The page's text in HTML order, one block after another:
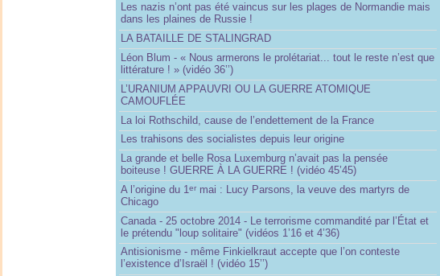
Les nazis n’ont pas été vaincus sur les plages de Normandie mais
dans les plaines de Russie !
LA BATAILLE DE STALINGRAD
Léon Blum - « Nous armerons le prolétariat... tout le reste n’est que
littérature ! » (vidéo 36’’)
L’URANIUM APPAUVRI OU LA GUERRE ATOMIQUE
CAMOUFLÉE
La loi Rothschild, cause de l’endettement de la France
Les trahisons des socialistes depuis leur origine
La grande et belle Rosa Luxemburg n’avait pas la pensée
boiteuse ! GUERRE À LA GUERRE ! (vidéo 45’45)
A l’origine du 1er mai : Lucy Parsons, la veuve des martyrs de
Chicago
Canada - 25 octobre 2014 - Le terrorisme commandité par l’État et
le prétendu "loup solitaire" (vidéos 1’16 et 4’36)
Antisionisme - même Finkielkraut accepte que l’on conteste
l’existence d’Israël ! (vidéo 15’’)